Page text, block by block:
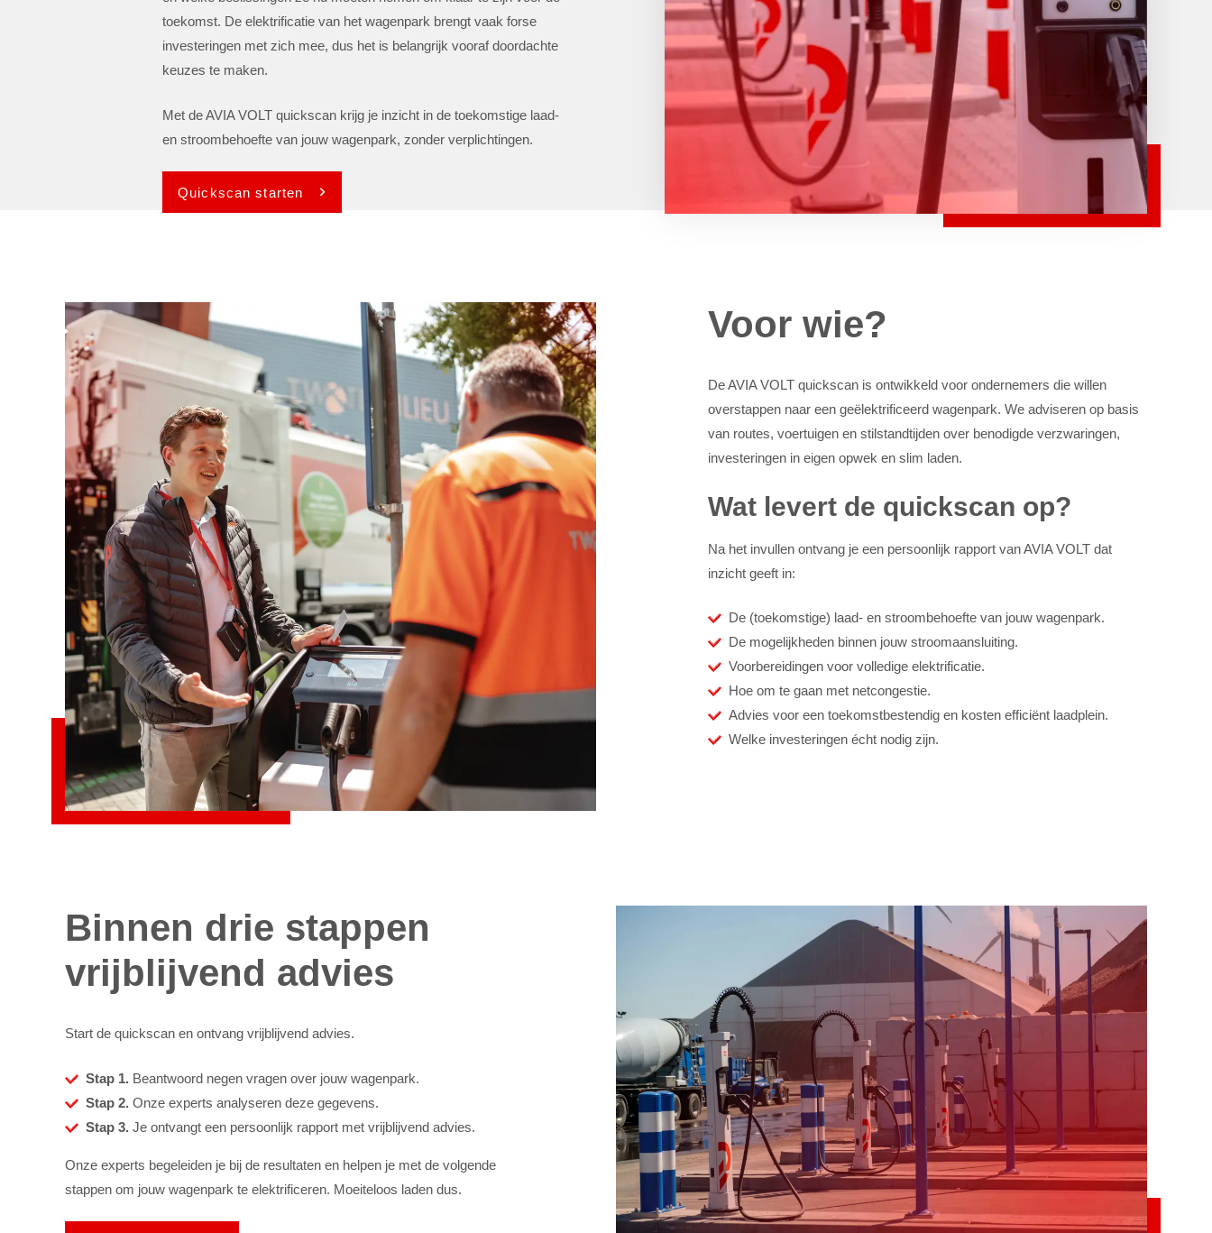
toekomst. De elektrificatie van het wagenpark brengt vaak forse
investeringen met zich mee, dus het is belangrijk vooraf doordachte
keuzes te maken.
Met de AVIA VOLT quickscan krijg je inzicht in de toekomstige laad-
en stroombehoefte van jouw wagenpark, zonder verplichtingen.
Quickscan starten
Voor wie?
De AVIA VOLT quickscan is ontwikkeld voor ondernemers die willen
overstappen naar een geëlektrificeerd wagenpark. We adviseren op basis
van routes, voertuigen en stilstandtijden over benodigde verzwaringen,
investeringen in eigen opwek en slim laden.
Wat levert de quickscan op?
Na het invullen ontvang je een persoonlijk rapport van AVIA VOLT dat
inzicht geeft in:
De (toekomstige) laad- en stroombehoefte van jouw wagenpark.
De mogelijkheden binnen jouw stroomaansluiting.
Voorbereidingen voor volledige elektrificatie.
Hoe om te gaan met netcongestie.
Advies voor een toekomstbestendig en kosten efficiënt laadplein.
Welke investeringen écht nodig zijn.
Binnen drie stappen
vrijblijvend advies
Start de quickscan en ontvang vrijblijvend advies.
Stap 1.Beantwoord negen vragen over jouw wagenpark.
Stap 2.Onze experts analyseren deze gegevens.
Stap 3.Je ontvangt een persoonlijk rapport met vrijblijvend advies.
Onze experts begeleiden je bij de resultaten en helpen je met de volgende
stappen om jouw wagenpark te elektrificeren. Moeiteloos laden dus.